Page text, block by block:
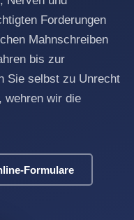
Forderungen
Mahnschreiben
bis zur
Sie selbst zu Unrecht
wehren wir die
Formulare